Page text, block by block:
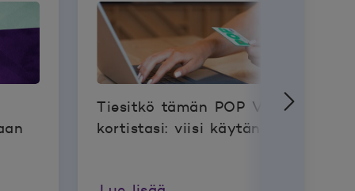
Tiesitkö tämän POP Visa -
kortistasi: viisi käytännön vinkkiä